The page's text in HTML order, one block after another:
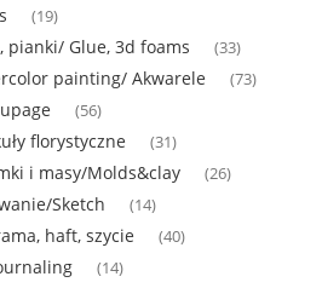
(19)
pianki/ Glue, 3d foams (33)
painting/ Akwarele (73)
(56)
florystyczne (31)
i masy/Molds&clay (26)
Sketch (14)
haft, szycie (40)
(14)